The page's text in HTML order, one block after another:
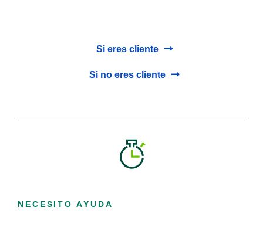
Si eres cliente
Si no eres cliente
NECESITO AYUDA